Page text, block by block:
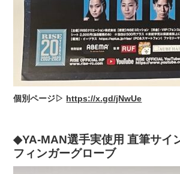
個別ページ▷ https://x.gd/jNwUe
◆YA-MAN選手実使用 直筆サイ
フィンガーグローブ